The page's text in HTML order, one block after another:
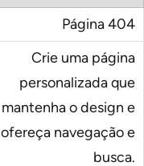
Página 404
Crie uma página
personalizada que
mantenha o design e
ofereça navegação e
busca.